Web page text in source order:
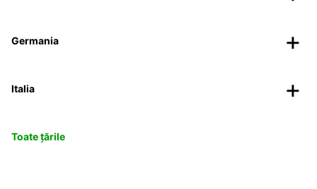
Germania
Italia
Toate țările